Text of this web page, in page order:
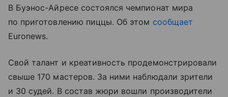
В Буэнос-Айресе состоялся чемпионат мира
по приготовлению пиццы. Об этом сообщает
Euronews.
Свой талант и креативность продемонстрировали
свыше 170 мастеров. За ними наблюдали зрители
и 30 судей. В состав жюри вошли производители